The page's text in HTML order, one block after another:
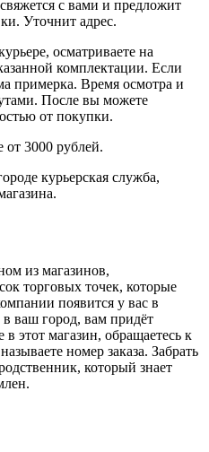
с вами и предложит
Уточнит адрес.
осматриваете на
комплектации. Если
примерка. Время осмотра и
После вы можете
от покупки.
от 3000 рублей.
курьерская служба,
из магазинов,
торговых точек, которые
появится у вас в
в ваш город, вам придёт
этот магазин, обращаетесь к
номер заказа. Забрать
который знает